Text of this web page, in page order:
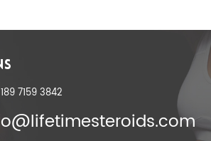
7159 3842